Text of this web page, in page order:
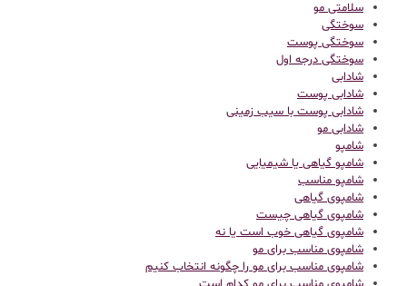
سلامتی مو
سوختگی
سوختگی پوست
سوختگی درجه اول
شادابی
شادابی پوست
شادابی پوست با سیب زمینی
شادابی مو
شامپو
شامپو گیاهی یا شیمیایی
شامپو مناسب
شامپوی گیاهی
شامپوی گیاهی چیست
شامپوی گیاهی خوب است یا نه
شامپوی مناسب برای مو
شامپوی مناسب برای مو را چگونه انتخاب کنیم